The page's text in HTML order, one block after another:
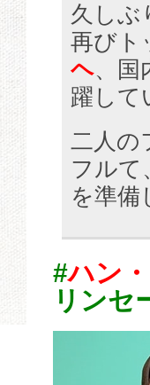
久しぶ
再びト
ヘ、国
躍して
二人の
フルて
を準備
#ハン
リンセ